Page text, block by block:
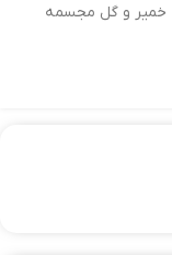
خمیر و گل مجسمه